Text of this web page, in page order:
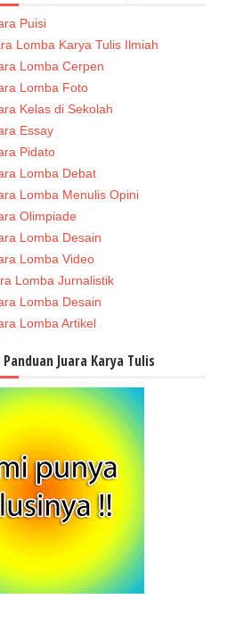
Puisi
Lomba Karya Tulis Ilmiah
Lomba Cerpen
Lomba Foto
Kelas di Sekolah
Essay
Pidato
Lomba Debat
Lomba Menulis Opini
Olimpiade
Lomba Desain
Lomba Video
Lomba Jurnalistik
Lomba Desain
Lomba Artikel
Juara Karya Tulis